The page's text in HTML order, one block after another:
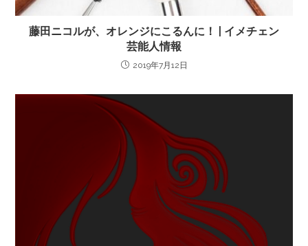
藤田ニコルが、オレンジにこるんに！ | イメチェン
芸能人情報
2019年7月12日